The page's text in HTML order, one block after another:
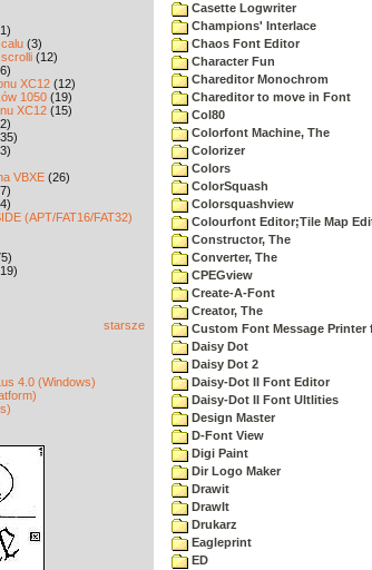
(3)
(12)
XC12 (12)
1050 (19)
XC12 (15)
VBXE (26)
(APT/FAT16/FAT32)
starsze
4.0 (Windows)
Casette Logwriter
Champions' Interlace
Chaos Font Editor
Character Fun
Chareditor Monochrom
Chareditor to move in Font
Col80
Colorfont Machine, The
Colorizer
Colors
ColorSquash
Colorsquashview
Colourfont Editor;Tile Map
Constructor, The
Converter, The
CPEGview
Create-A-Font
Creator, The
Custom Font Message Printer
Daisy Dot
Daisy Dot 2
Daisy-Dot II Font Editor
Daisy-Dot II Font Ultlities
Design Master
D-Font View
Digi Paint
Dir Logo Maker
Drawit
DrawIt
Drukarz
Eagleprint
ED